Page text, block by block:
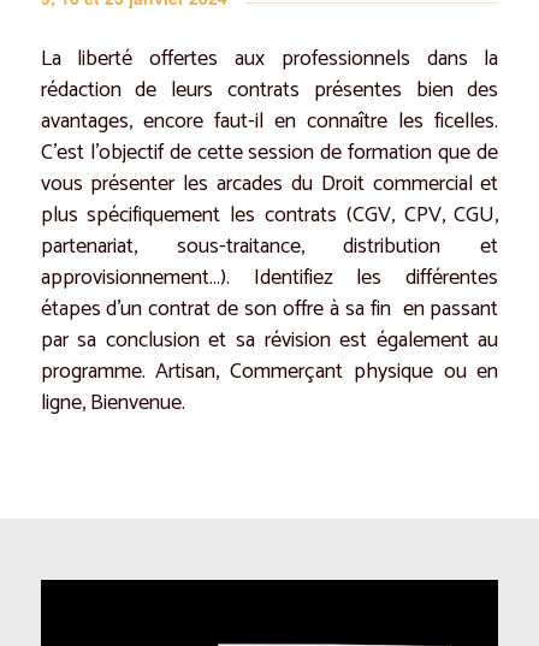
La liberté offertes aux professionnels dans la
rédaction de leurs contrats présentes bien des
avantages, encore faut-il en connaître les ficelles.
C’est l’objectif de cette session de formation que de
vous présenter les arcades du Droit commercial et
plus spécifiquement les contrats (CGV, CPV, CGU,
partenariat, sous-traitance, distribution et
approvisionnement…). Identifiez les différentes
étapes d’un contrat de son offre à sa fin en passant
par sa conclusion et sa révision est également au
programme. Artisan, Commerçant physique ou en
ligne, Bienvenue.